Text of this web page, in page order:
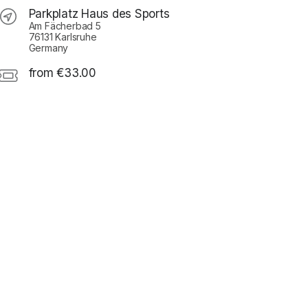
Parkplatz Haus des Sports
Am Fächerbad 5
76131 Karlsruhe
Germany
from €33.00